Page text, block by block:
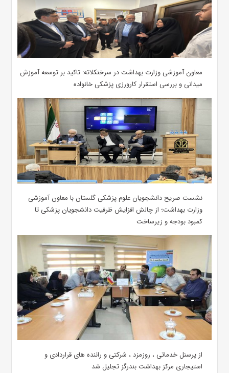
معاون آموزشی وزارت بهداشت در سرخنکلاته: تاکید بر توسعه آموزش
میدانی و بررسی استقرار کارورزی پزشکی ‌خانواده
نشست صریح دانشجویان علوم پزشکی گلستان با معاون آموزشی
وزارت بهداشت؛ از چالش افزایش ظرفیت دانشجویان ‌پزشکی تا
کمبود بودجه و زیرساخت
از پرسنل خدماتی ، روزمزد ، شرکتی و راننده های قراردادی و
استیجاری مرکز بهداشت بندرگز تجلیل شد